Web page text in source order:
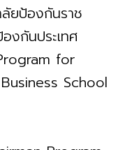
ยป้องกันราช
งกันประเทศ
for
School